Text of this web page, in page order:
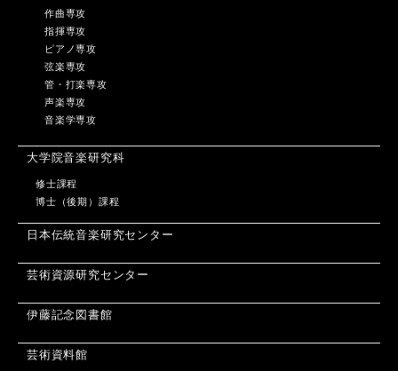
作曲専攻
指揮専攻
ピアノ専攻
弦楽専攻
管・打楽専攻
声楽専攻
音楽学専攻
大学院音楽研究科
修士課程
博士（後期）課程
日本伝統音楽研究センター
芸術資源研究センター
伊藤記念図書館
芸術資料館